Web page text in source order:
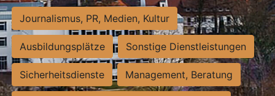
Journalismus, PR, Medien, Kultur
Ausbildungsplätze Sonstige Dienstleistungen
Sicherheitsdienste Management, Beratung